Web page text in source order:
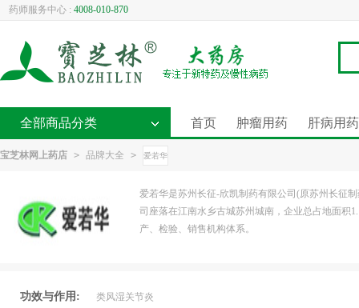
药师服务中心 : 4008-010-870
全部商品分类 首页 肿瘤用药 肝病用药
宝芝林网上药店 > 品牌大全 > 爱若华
爱若华是苏州长征-欣凯制药有限公司(原苏州长征
司座落在江南水乡古城苏州城南，企业总占地面积
产、检验、销售机构体系。
功效与作用: 类风湿关节炎